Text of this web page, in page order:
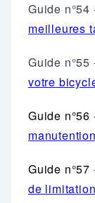
Guide
meilleures
Guide
votre
Guide
Guide
de